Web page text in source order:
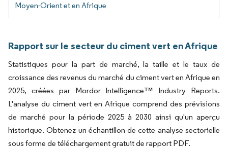
Moyen-Orient et en Afrique
Rapport sur le secteur du ciment vert en Afrique
Statistiques pour la part de marché, la taille et le taux de
croissance des revenus du marché du ciment vert en Afrique en
2025, créées par Mordor Intelligence™ Industry Reports.
L'analyse du ciment vert en Afrique comprend des prévisions
de marché pour la période 2025 à 2030 ainsi qu'un aperçu
historique. Obtenez un échantillon de cette analyse sectorielle
sous forme de téléchargement gratuit de rapport PDF.